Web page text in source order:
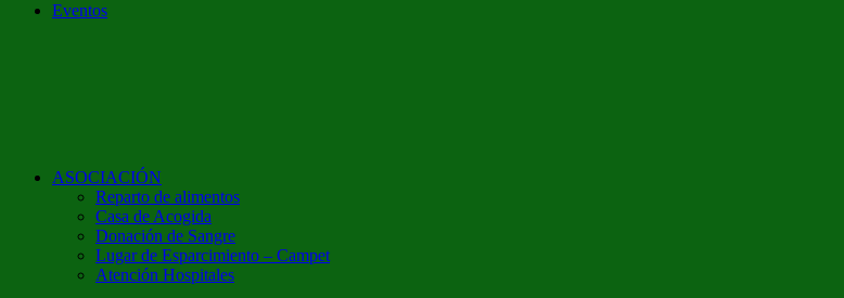
Eventos
ASOCIACIÓN
Reparto de alimentos
Casa de Acogida
Donación de Sangre
Lugar de Esparcimiento – Campet
Atención Hospitales